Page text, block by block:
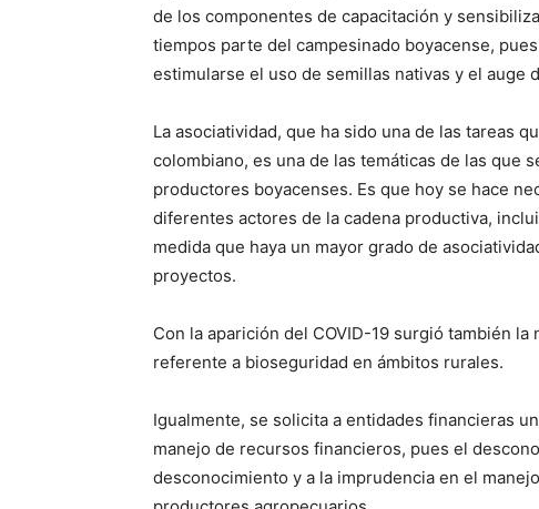
de los componentes de capacitación y
tiempos parte del campesinado boyacense,
estimularse el uso de semillas nativas y el auge
La asociatividad, que ha sido una de las tareas
colombiano, es una de las temáticas de las que
productores boyacenses. Es que hoy se hace
diferentes actores de la cadena productiva,
medida que haya un mayor grado de
proyectos.
Con la aparición del COVID-19 surgió también
referente a bioseguridad en ámbitos rurales.
Igualmente, se solicita a entidades financieras
manejo de recursos financieros, pues el
desconocimiento y a la imprudencia en el